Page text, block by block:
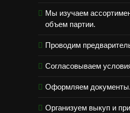
Мы изучаем
объем партии.
Проводим
Согласовываем
Оформляем документы.
Организуем выкуп и